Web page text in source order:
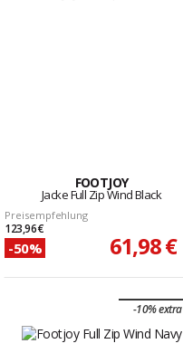
FOOTJOY
Jacke Full Zip Wind Black
Preisempfehlung
123,96 €
-50% 61,98 €
-10% extra